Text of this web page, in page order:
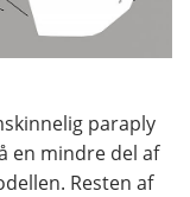
paraply
en mindre del af
Resten af